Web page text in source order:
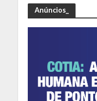
Anúncios_